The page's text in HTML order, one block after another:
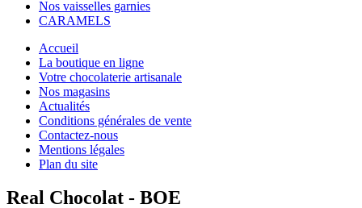
Nos vaisselles garnies
CARAMELS
Accueil
La boutique en ligne
Votre chocolaterie artisanale
Nos magasins
Actualités
Conditions générales de vente
Contactez-nous
Mentions légales
Plan du site
Real Chocolat - BOE